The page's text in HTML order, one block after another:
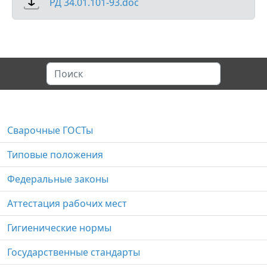
Сварочные ГОСТы
Типовые положения
Федеральные законы
Аттестация рабочих мест
Гигиенические нормы
Государственные стандарты